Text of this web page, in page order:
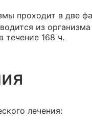
проходит в две
из
течение 168 ч.
лечения: